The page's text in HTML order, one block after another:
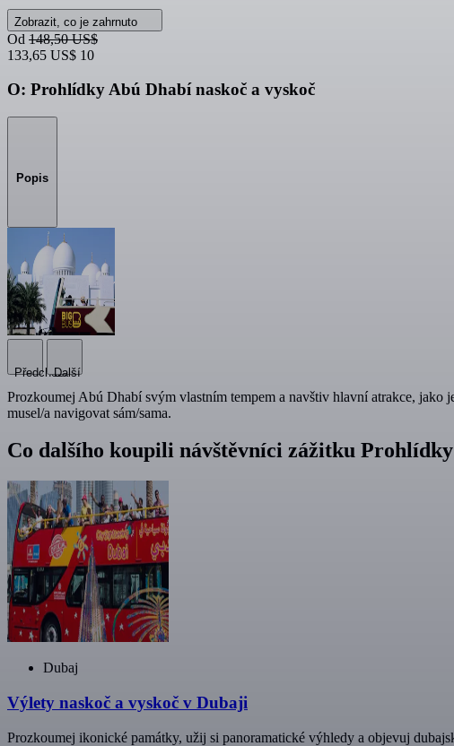
Zobrazit, co je zahrnuto
Od 148,50 US$
133,65 US$ 10
O: Prohlídky Abú Dhabí naskoč a vyskoč
Popis
PředchozíDalší
Prozkoumej Abú Dhabí svým vlastním tempem a navštiv hlavní atrakce,
musel/a navigovat sám/sama.
Co dalšího koupili návštěvníci zážitku
Dubaj
Výlety naskoč a vyskoč v Dubaji
Prozkoumej ikonické památky, užij si panoramatické výhledy a objevuj